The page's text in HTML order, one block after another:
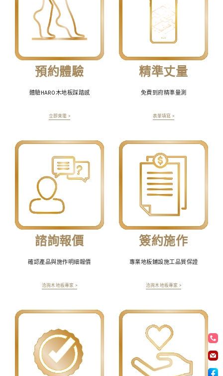
預約體驗
體驗HARO木地板踩踏感
立即來電 >
精準丈量
免費到府精準量測
表單填寫 >
諮詢報價
確認產品與施作明細報價
洽詢木地板專家 >
簽約施作
專業地板鋪設施工品質保證
洽詢木地板專家 >